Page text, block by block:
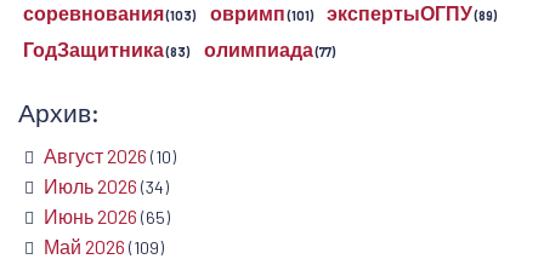
соревнования(103) овримп(101) экспертыОГПУ(89)
ГодЗащитника(83) олимпиада(77)
Архив:
Август 2026 (10)
Июль 2026 (34)
Июнь 2026 (65)
Май 2026 (109)